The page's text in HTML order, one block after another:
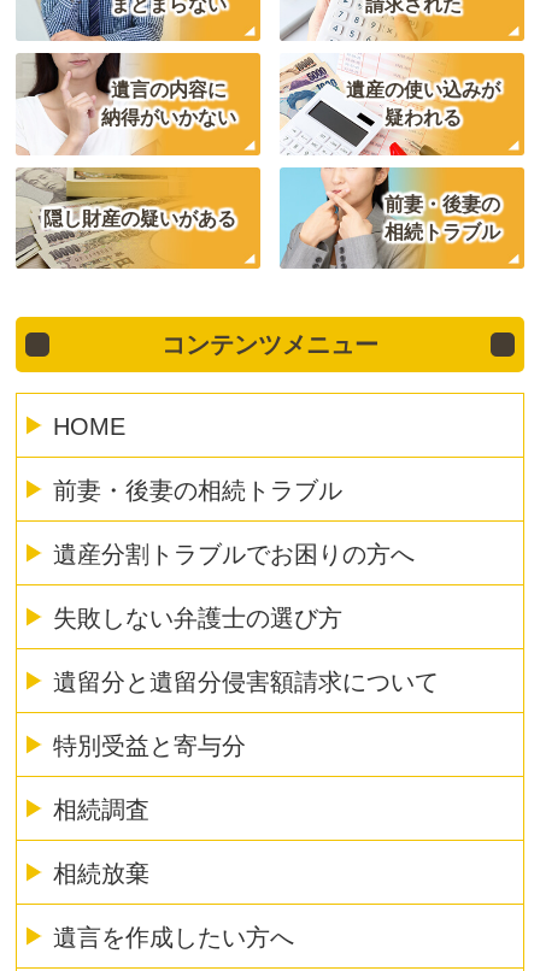
まとまらない 請求された
遺言の内容に
納得がいかない
遺産の使い込みが
疑われる
隠し財産の疑いがある
前妻・後妻の
相続トラブル
コンテンツメニュー
HOME
前妻・後妻の相続トラブル
遺産分割トラブルでお困りの方へ
失敗しない弁護士の選び方
遺留分と遺留分侵害額請求について
特別受益と寄与分
相続調査
相続放棄
遺言を作成したい方へ